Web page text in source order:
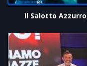
Il Salotto